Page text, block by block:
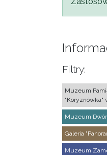
Filtry:
Muzeum
"Koryznówka"
Muzeum
Galeria
Muzeum